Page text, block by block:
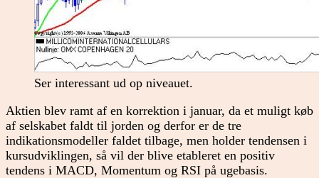
Ser interessant ud op niveauet.
Aktien blev ramt af en korrektion i januar, da et muligt køb
af selskabet faldt til jorden og derfor er de tre
indikationsmodeller faldet tilbage, men holder tendensen i
kursudviklingen, så vil der blive etableret en positiv
tendens i MACD, Momentum og RSI på ugebasis.